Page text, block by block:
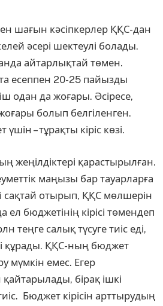
шағын кәсіпкерлер ҚҚС-дан
әсері шектеулі болады.
айтарлық­тай төмен.
есеппен 20-25 пайызды
одан да жоғары. Әсіресе,
болып белгіленген.
– тұрақты кіріс көзі.
жеңілдіктері қарастырылған.
маңызы бар тауарларға
сақтай отырып, ҚҚС мөлшерін
ел бюджеті­нің кірісі төмендеп
салық түсуге тиіс еді,
құрады. ҚҚС-ның бюджет
мүмкін емес. Егер
бірақ ішкі
Бюджет кірісін арттырудың